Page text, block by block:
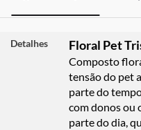
Detalhes Floral Pet
Composto
tensão do pet
parte do
com donos ou
parte do dia,